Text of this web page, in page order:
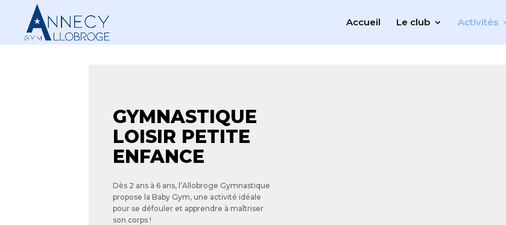
Accueil Le club Activités
GYMNASTIQUE
LOISIR PETITE
ENFANCE
Dès 2 ans à 6 ans, l’Allobroge Gymnastique
propose la Baby Gym, une activité idéale
pour se défouler et apprendre à maîtriser
son corps !